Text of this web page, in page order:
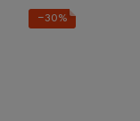
−30%